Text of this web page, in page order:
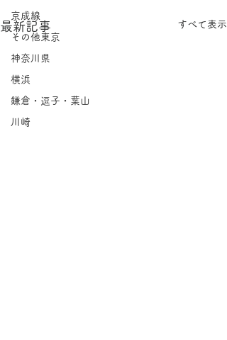
京成線
その他東京
神奈川県
横浜
鎌倉・逗子・葉山
川崎
最新記事 すべて表示